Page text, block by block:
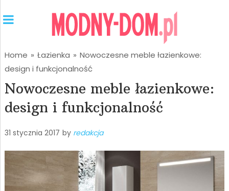
Home » Łazienka » Nowoczesne meble łazienkowe:
design i funkcjonalność
Nowoczesne meble łazienkowe:
design i funkcjonalność
31 stycznia 2017 by redakcja